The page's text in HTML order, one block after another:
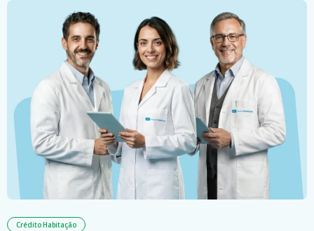
Crédito Habitação